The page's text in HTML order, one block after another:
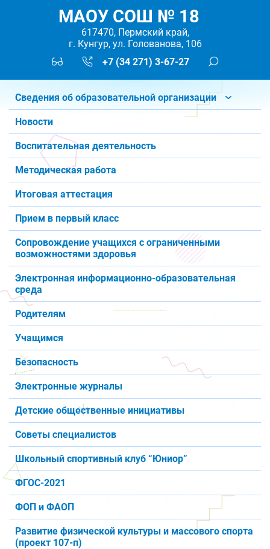
МАОУ СОШ № 18
617470, Пермский край,
г. Кунгур, ул. Голованова, 106
+7 (34 271) 3-67-27
Сведения об образовательной организации
Новости
Воспитательная деятельность
Методическая работа
Итоговая аттестация
Прием в первый класс
Сопровождение учащихся с ограниченными
возможностями здоровья
Электронная информационно-образовательная
среда
Родителям
Учащимся
Безопасность
Электронные журналы
Детские общественные инициативы
Советы специалистов
Школьный спортивный клуб “Юниор”
ФГОС-2021
ФОП и ФАОП
Развитие физической культуры и массового спорта
(проект 107-п)